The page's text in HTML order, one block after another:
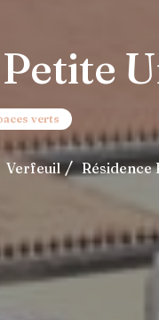
verts
Verfeuil Résidence